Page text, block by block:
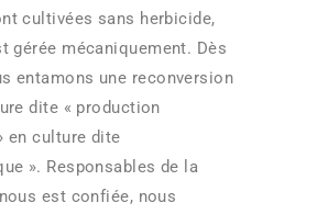
cultivées sans herbicide,
gérée mécaniquement. Dès
entamons une reconversion
dite « production
en culture dite
». Responsables de la
est confiée, nous